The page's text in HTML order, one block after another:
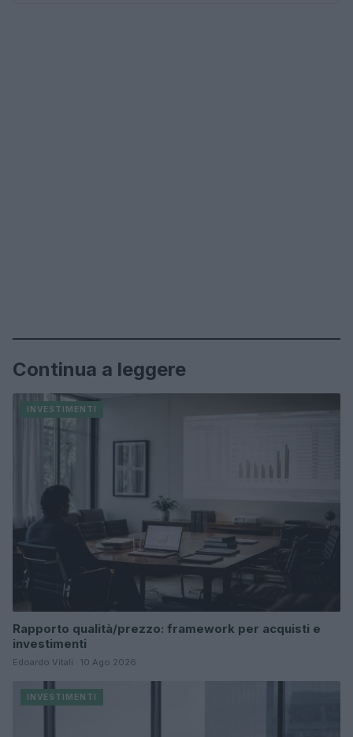
Continua a leggere
INVESTIMENTI
Rapporto qualità/prezzo: framework per acquisti e
investimenti
Edoardo Vitali · 10 Ago 2026
INVESTIMENTI